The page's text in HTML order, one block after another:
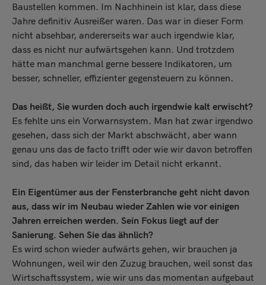
Baustellen kommen. Im Nachhinein ist klar, dass diese
Jahre definitiv Ausreißer waren. Das war in dieser Form
nicht absehbar, andererseits war auch irgendwie klar,
dass es nicht nur aufwärtsgehen kann. Und trotzdem
hätte man manchmal gerne bessere Indikatoren, um
besser, schneller, effizienter gegensteuern zu können.
Das heißt, Sie wurden doch auch irgendwie kalt erwischt?
Es fehlte uns ein Vorwarnsystem. Man hat zwar irgendwo
gesehen, dass sich der Markt abschwächt, aber wann
genau uns das de facto trifft oder wie wir davon betroffen
sind, das haben wir leider im Detail nicht erkannt.
Ein Eigentümer aus der Fensterbranche geht nicht davon
aus, dass wir im Neubau wieder Zahlen wie vor einigen
Jahren erreichen werden. Sein Fokus liegt auf der
Sanierung. Sehen Sie das ähnlich?
Es wird schon wieder aufwärts gehen, wir brauchen ja
Wohnungen, weil wir den Zuzug brauchen, weil sonst das
Wirtschaftssystem, wie wir uns das momentan aufgebaut